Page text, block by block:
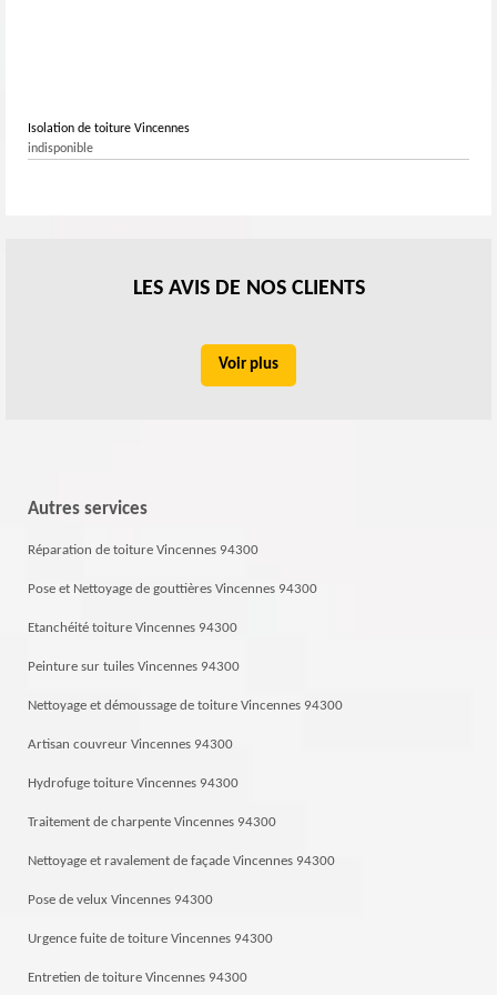
Isolation de toiture Vincennes
indisponible
LES AVIS DE NOS CLIENTS
Voir plus
Autres services
Réparation de toiture Vincennes 94300
Pose et Nettoyage de gouttières Vincennes 94300
Etanchéité toiture Vincennes 94300
Peinture sur tuiles Vincennes 94300
Nettoyage et démoussage de toiture Vincennes 94300
Artisan couvreur Vincennes 94300
Hydrofuge toiture Vincennes 94300
Traitement de charpente Vincennes 94300
Nettoyage et ravalement de façade Vincennes 94300
Pose de velux Vincennes 94300
Urgence fuite de toiture Vincennes 94300
Entretien de toiture Vincennes 94300